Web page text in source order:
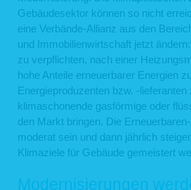
Gebäudesektor können so nicht
eine Verbände-Allianz aus den
und Immobilienwirtschaft jetzt
zu verpflichten, nach einer
hohe Anteile erneuerbarer Energien
Energieproduzenten bzw. -lieferanten
klimaschonende gasförmige oder
den Markt bringen. Die
moderat sein und dann jährlich
Klimaziele für Gebäude gemeistert
Modernisierungen